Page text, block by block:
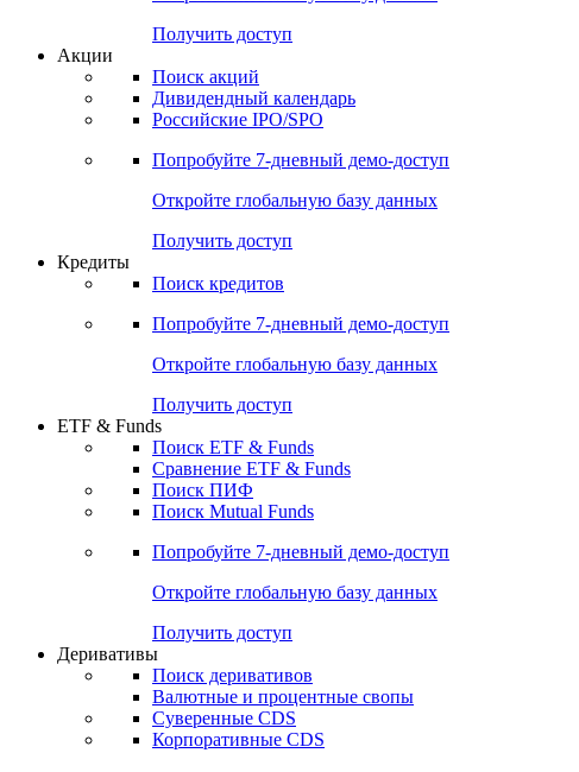
Попробуйте7-дневный
Откройте глобальную базу данных
Получить доступ
Акции
Поиск акций
Дивидендный календарь
Российские IPO/SPO
Попробуйте7-дневный
Откройте глобальную базу данных
Получить доступ
Кредиты
Поиск кредитов
Попробуйте7-дневный
Откройте глобальную базу данных
Получить доступ
ETF & Funds
Поиск ETF & Funds
Сравнение ETF & Funds
Поиск ПИФ
Поиск Mutual Funds
Попробуйте7-дневный
Откройте глобальную базу данных
Получить доступ
Деривативы
Поиск деривативов